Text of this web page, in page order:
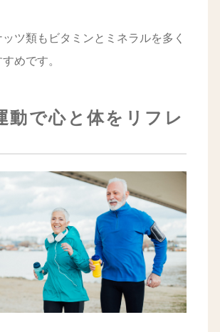
ツ類もビタミンとミネラルを多く
めです。
動で心と体をリフレ